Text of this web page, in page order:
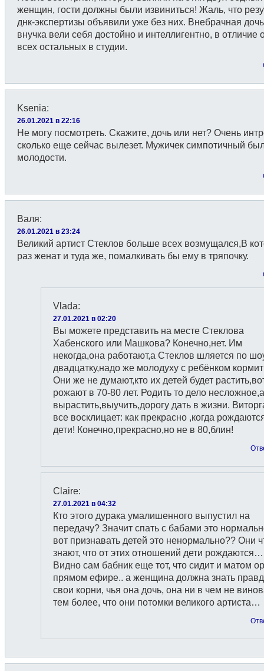
женщин, гости должны были извиниться! Жаль, что
днк-экспертизы объявили уже без них. Внебрачная
внучка вели себя достойно и интеллигентно, в отличие
всех остальных в студии.
Kseniа:
26.01.2021 в 22:16
Не могу посмотреть. Скажите, дочь или нет? Очень
сколько еще сейчас вылезет. Мужичек симпотичный
молодости.
Валя:
26.01.2021 в 23:24
Великий артист Стеклов больше всех возмущался,В
раз женат и туда же, помалкивать бы ему в тряпочку.
Vlada:
27.01.2021 в 02:20
Вы можете представить на месте Стеклова
Хабенского или Машкова? Конечно,нет. Им
некогда,она работают,а Стеклов шляется по
двадцатку,надо же молодуху с ребёнком
Они же не думают,кто их детей будет
рожают в 70-80 лет. Родить то дело
вырастить,выучить,дорогу дать в жизни.
все восклицает: как прекрасно ,когда
дети! Конечно,прекрасно,но не в 80,блин!
Claire:
27.01.2021 в 04:32
Кто этого дурака умалишенного выпустил на
передачу? Значит спать с бабами это
вот признавать детей это ненормально?? Они
знают, что от этих отношений дети рождаются…
Видно сам бабник еще тот, что сидит и матом
прямом ефире.. а женщина должна знать
свои корни, чья она дочь, она ни в чем не
тем более, что они потомки великого артиста…